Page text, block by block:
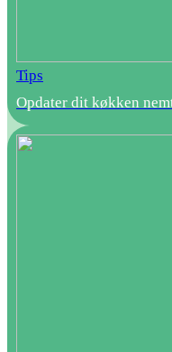
Tips
Opdater dit køkken